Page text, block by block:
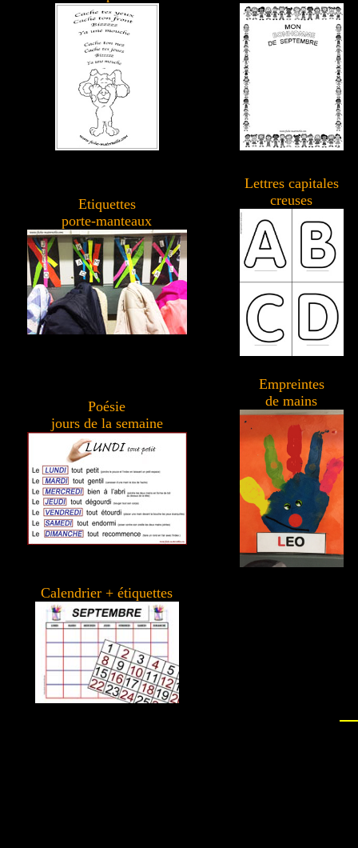
Etiquettes
porte-manteaux
Lettres capitales
creuses
Poésie
jours de la semaine
Empreintes
de mains
Calendrier + étiquettes